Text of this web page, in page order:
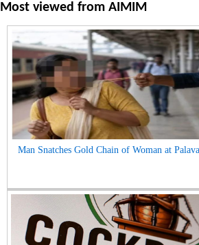
Most viewed from AIMIM
Man Snatches Gold Chain of Woman at